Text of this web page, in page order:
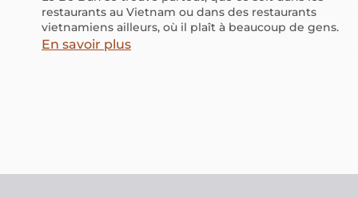
restaurants au Vietnam ou dans des restaurants
vietnamiens ailleurs, où il plaît à beaucoup de gens.
En savoir plus